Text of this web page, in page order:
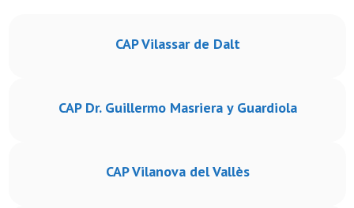
CAP Vilassar de Dalt
CAP Dr. Guillermo Masriera y Guardiola
CAP Vilanova del Vallès